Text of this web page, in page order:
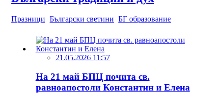
Празници Български светини БГ образование
21.05.2026 11:57
На 21 май БПЦ почита св.
равноапостоли Константин и Елена